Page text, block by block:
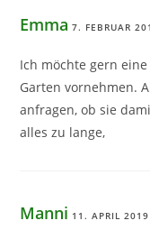
Emma 7. FEBRUAR
Ich möchte gern
Garten vornehmen.
anfragen, ob sie
alles zu lange,
Manni 11. APRIL 2019